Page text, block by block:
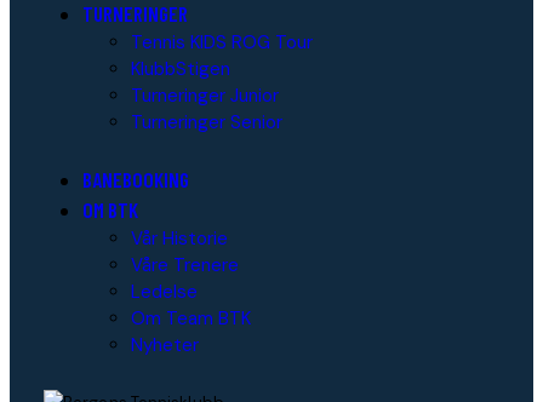
TURNERINGER
Tennis KIDS ROG Tour
KlubbStigen
Turneringer Junior
Turneringer Senior
BANEBOOKING
OM BTK
Vår Historie
Våre Trenere
Ledelse
Om Team BTK
Nyheter